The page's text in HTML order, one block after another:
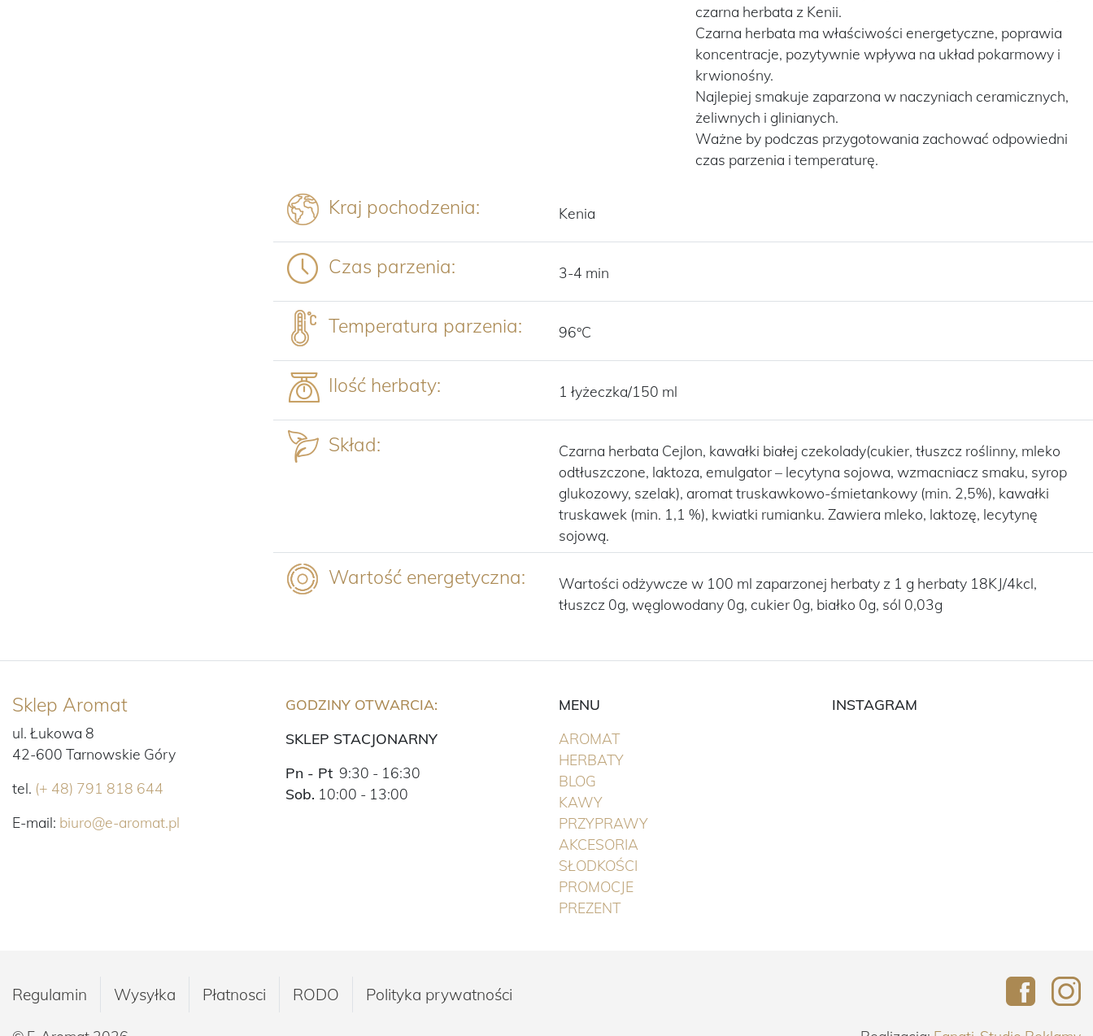
czarna herbata z Kenii.
Czarna herbata ma właściwości energetyczne, poprawia
koncentracje, pozytywnie wpływa na układ pokarmowy i
krwionośny.
Najlepiej smakuje zaparzona w naczyniach ceramicznych,
żeliwnych i glinianych.
Ważne by podczas przygotowania zachować odpowiedni
czas parzenia i temperaturę.
Kraj pochodzenia: Kenia
Czas parzenia: 3-4 min
Temperatura parzenia: 96°C
Ilość herbaty: 1 łyżeczka/150 ml
Skład:
Czarna herbata Cejlon, kawałki białej czekolady(cukier, tłuszcz roślinny, mleko
odtłuszczone, laktoza, emulgator – lecytyna sojowa, wzmacniacz smaku, syrop
glukozowy, szelak), aromat truskawkowo-śmietankowy (min. 2,5%), kawałki
truskawek (min. 1,1 %), kwiatki rumianku. Zawiera mleko, laktozę, lecytynę
sojową.
Wartość energetyczna:
Wartości odżywcze w 100 ml zaparzonej herbaty z 1 g herbaty 18KJ/4kcl,
tłuszcz 0g, węglowodany 0g, cukier 0g, białko 0g, sól 0,03g
Sklep Aromat
ul. Łukowa 8
42-600 Tarnowskie Góry
tel. (+ 48) 791 818 644
E-mail: biuro@e-aromat.pl
GODZINY OTWARCIA:
SKLEP STACJONARNY
Pn - Pt 9:30 - 16:30
Sob. 10:00 - 13:00
MENU
AROMAT(BIEŻĄCA)
HERBATY(BIEŻĄCA)
BLOG
KAWY(BIEŻĄCA)
PRZYPRAWY(BIEŻĄCA)
AKCESORIA
SŁODKOŚCI
PROMOCJE(BIEŻĄCA)
PREZENT(BIEŻĄCA)
INSTAGRAM
Regulamin Wysyłka Płatnosci RODO Polityka prywatności